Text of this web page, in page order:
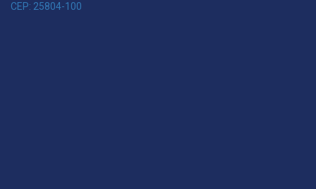
CEP: 25804-100